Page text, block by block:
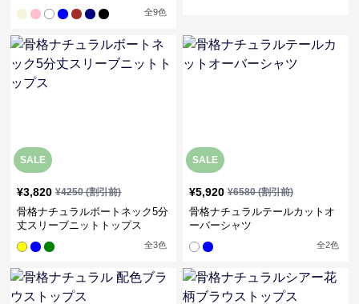
全9色
SALE
¥3,820 ¥4250(割引前)
骨格ナチュラルボートネック5分
丈スリーブニットトップス
全3色
SALE
¥5,920 ¥6580(割引前)
骨格ナチュラルテールカットオ
ーバーシャツ
全2色